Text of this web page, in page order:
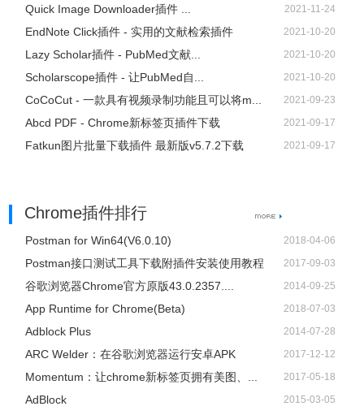
Quick Image Downloader插件 ... 2021-11-24
EndNote Click插件 - 实用的文献检索插件 2021-10-20
Lazy Scholar插件 - PubMed文献... 2021-10-20
Scholarscope插件 - 让PubMed自... 2021-10-20
CoCoCut - 一款具有视频录制功能且可以将m... 2021-09-23
Abcd PDF - Chrome新标签页插件下载 2021-09-17
Fatkun图片批量下载插件 最新版v5.7.2下载 2021-09-17
Chrome插件排行
Postman for Win64(V6.0.10) 2018-04-06
Postman接口测试工具下载附插件安装使用教程 2017-09-03
谷歌浏览器Chrome官方原版43.0.2357.... 2014-09-25
App Runtime for Chrome(Beta) 2018-07-03
Adblock Plus 2014-07-28
ARC Welder：在谷歌浏览器运行安卓APK 2017-12-12
Momentum：让chrome新标签页拥有美图、... 2017-05-18
AdBlock 2015-03-05